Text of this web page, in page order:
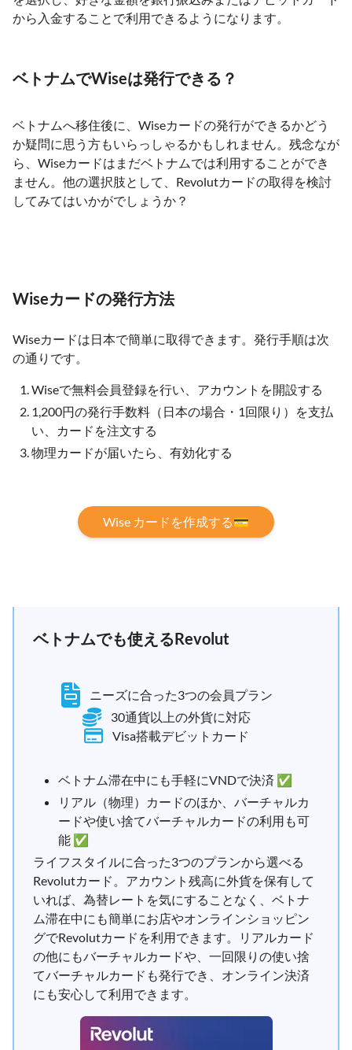
から入金することで利用できるようになります。
ベトナムでWiseは発行できる？
ベトナムへ移住後に、Wiseカードの発行ができるかどう
か疑問に思う方もいらっしゃるかもしれません。残念なが
ら、Wiseカードはまだベトナムでは利用することができ
ません。他の選択肢として、Revolutカードの取得を検討
してみてはいかがでしょうか？
Wiseカードの発行方法
Wiseカードは日本で簡単に取得できます。発行手順は次
の通りです。
Wiseで無料会員登録を行い、アカウントを開設する
1,200円の発行手数料（日本の場合・1回限り）を支払
い、カードを注文する
物理カードが届いたら、有効化する
Wise カードを作成する💳
ベトナムでも使えるRevolut
ニーズに合った3つの会員プラン
30通貨以上の外貨に対応
Visa搭載デビットカード
ベトナム滞在中にも手軽にVNDで決済 ✅
リアル（物理）カードのほか、バーチャルカ
ードや使い捨てバーチャルカードの利用も可
能 ✅
ライフスタイルに合った3つのプランから選べる
Revolutカード。アカウント残高に外貨を保有して
いれば、為替レートを気にすることなく、ベトナ
ム滞在中にも簡単にお店やオンラインショッピン
グでRevolutカードを利用できます。リアルカード
の他にもバーチャルカードや、一回限りの使い捨
てバーチャルカードも発行でき、オンライン決済
にも安心して利用できます。